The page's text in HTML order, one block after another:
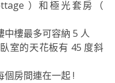
）和極光套房（
樓最多可容納 5 人
室的天花板有 45 度斜
個房間連在一起 !